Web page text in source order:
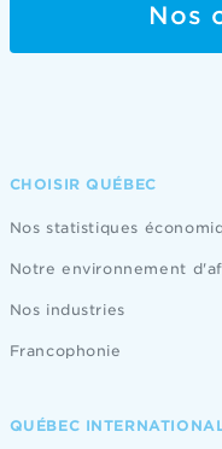
Nos
CHOISIR QUÉBEC
Nos statistiques
Notre environnement
Nos industries
Francophonie
QUÉBEC